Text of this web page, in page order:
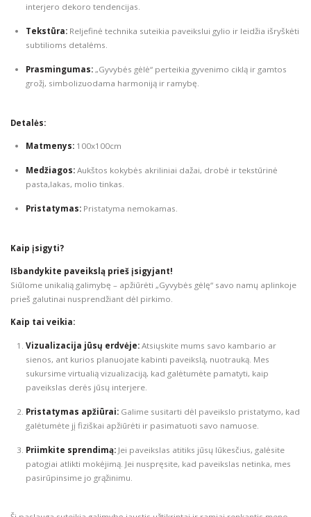
interjero dekoro tendencijas.
Tekstūra:Reljefinė technika suteikia paveikslui gylio ir leidžia išryškėti
subtilioms detalėms.
Prasmingumas:„Gyvybės gėlė“ perteikia gyvenimo ciklą ir gamtos
grožį, simbolizuodama harmoniją ir ramybę.
Detalės:
Matmenys:100x100cm
Medžiagos:Aukštos kokybės akriliniai dažai, drobė ir tekstūrinė
pasta,lakas, molio tinkas.
Pristatymas:Pristatyma nemokamas.
Kaip įsigyti?
Išbandykite paveikslą prieš įsigyjant!
Siūlome unikalią galimybę – apžiūrėti „Gyvybės gėlę“ savo namų aplinkoje
prieš galutinai nusprendžiant dėl pirkimo.
Kaip tai veikia:
Vizualizacija jūsų erdvėje:Atsiųskite mums savo kambario ar
sienos, ant kurios planuojate kabinti paveikslą, nuotrauką. Mes
sukursime virtualią vizualizaciją, kad galėtumėte pamatyti, kaip
paveikslas derės jūsų interjere.
Pristatymas apžiūrai:Galime susitarti dėl paveikslo pristatymo, kad
galėtumėte jį fiziškai apžiūrėti ir pasimatuoti savo namuose.
Priimkite sprendimą:Jei paveikslas atitiks jūsų lūkesčius, galėsite
patogiai atlikti mokėjimą. Jei nuspręsite, kad paveikslas netinka, mes
pasirūpinsime jo grąžinimu.